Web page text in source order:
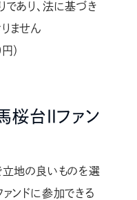
あり、法に基づき
ません
）
桜台Ⅱファン
立地の良いものを選
ンドに参加できる